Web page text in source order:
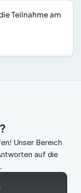
Teilnahme am
Unser Bereich
auf die